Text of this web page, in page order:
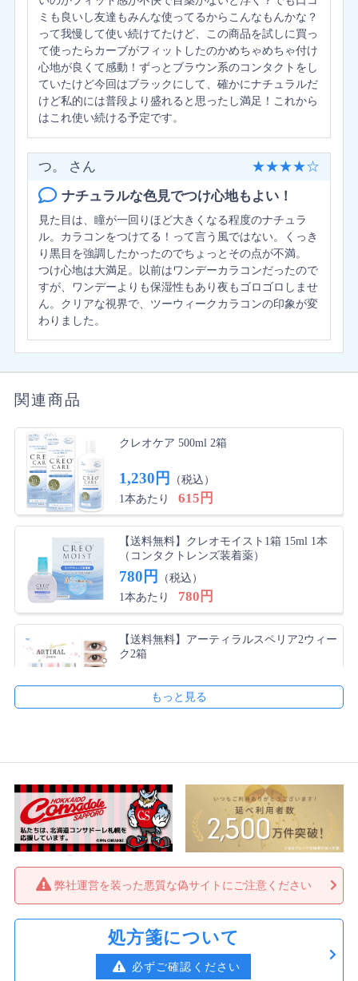
ミも良いし友達もみんな使ってるからこんなもんかな？
って我慢して使い続けてたけど、この商品を試しに買っ
て使ったらカーブがフィットしたのかめちゃめちゃ付け
心地が良くて感動！ずっとブラウン系のコンタクトをし
ていたけど今回はブラックにして、確かにナチュラルだ
けど私的には普段より盛れると思ったし満足！これから
はこれ使い続ける予定です。
つ。 さん ★★★★☆
ナチュラルな色見でつけ心地もよい！
見た目は、瞳が一回りほど大きくなる程度のナチュラ
ル。カラコンをつけてる！って言う風ではない。くっき
り黒目を強調したかったのでちょっとその点が不満。
つけ心地は大満足。以前はワンデーカラコンだったので
すが、ワンデーよりも保湿性もあり夜もゴロゴロしませ
ん。クリアな視界で、ツーウィークカラコンの印象が変
わりました。
関連商品
クレオケア 500ml 2箱
1,230円
（税込）
1本あたり
615円
【送料無料】クレオモイスト1箱 15ml 1本
（コンタクトレンズ装着薬）
780円
（税込）
1本あたり
780円
【送料無料】アーティラルスペリア2ウィー
ク2箱
1箱あたり
2,210円
1箱あたり
【送料無料】アーティラルスペリア2ウィー
ク6箱
12,210円
1箱あたり
2,035円
【送料無料】アーティラルスペリア2ウィー
ク8箱
16,280円（税込）
弊社運営を装った悪質な偽サイトにご注意ください
処方箋について
必ずご確認ください